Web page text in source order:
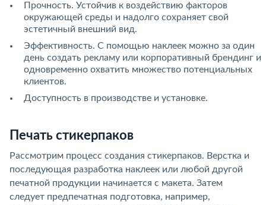
Прочность. Устойчив к воздействию факторов
окружающей среды и надолго сохраняет свой
эстетичный внешний вид.
Эффективность. С помощью наклеек можно за один
день создать рекламу или корпоративный брендинг и
одновременно охватить множество потенциальных
клиентов.
Доступность в производстве и установке.
Печать стикерпаков
Рассмотрим процесс создания стикерпаков. Верстка и
последующая разработка наклеек или любой другой
печатной продукции начинается с макета. Затем
следует предпечатная подготовка, например,